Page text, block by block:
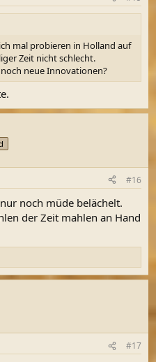
mal probieren in Holland auf
Zeit nicht schlecht.
neue Innovationen?
#16
noch müde belächelt.
der Zeit mahlen an Hand
#17